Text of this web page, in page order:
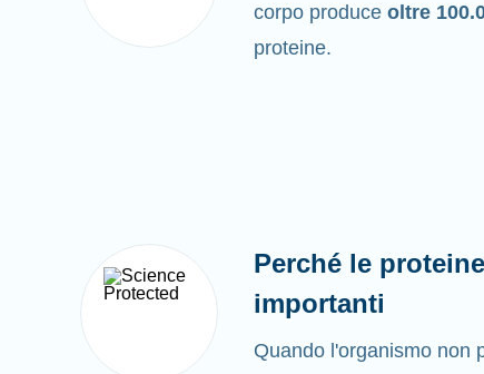
corpo produce oltre
proteine.
Perché le
importanti
Quando l'organismo non